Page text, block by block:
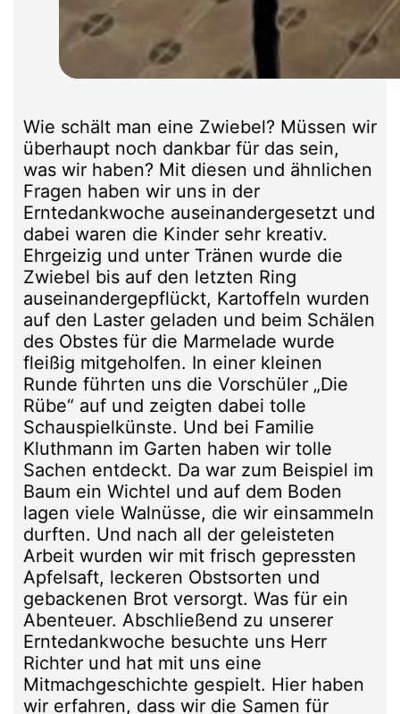
Wie schält man eine Zwiebel? Müssen wir
überhaupt noch dankbar für das sein,
was wir haben? Mit diesen und ähnlichen
Fragen haben wir uns in der
Erntedankwoche auseinandergesetzt und
dabei waren die Kinder sehr kreativ.
Ehrgeizig und unter Tränen wurde die
Zwiebel bis auf den letzten Ring
auseinandergepflückt, Kartoffeln wurden
auf den Laster geladen und beim Schälen
des Obstes für die Marmelade wurde
fleißig mitgeholfen. In einer kleinen
Runde führten uns die Vorschüler „Die
Rübe“ auf und zeigten dabei tolle
Schauspielkünste. Und bei Familie
Kluthmann im Garten haben wir tolle
Sachen entdeckt. Da war zum Beispiel im
Baum ein Wichtel und auf dem Boden
lagen viele Walnüsse, die wir einsammeln
durften. Und nach all der geleisteten
Arbeit wurden wir mit frisch gepressten
Apfelsaft, leckeren Obstsorten und
gebackenen Brot versorgt. Was für ein
Abenteuer. Abschließend zu unserer
Erntedankwoche besuchte uns Herr
Richter und hat mit uns eine
Mitmachgeschichte gespielt. Hier haben
wir erfahren, dass wir die Samen für